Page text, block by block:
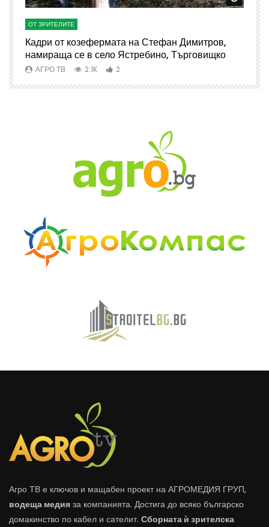
ОТ ЗРИТЕЛИТЕ
Кадри от козефермата на Стефан Димитров,
намираща се в село Ястребино, Търговищко
АГРО ТВ 2.1K 2
Агро ТВ е ключов и мащабен проект на АГРОМЕДИЯ ГРУП,
водеща медия за компанията. Достига до всяко българско
домакинство по кабел и сателит. Сборната ѝ зрителска